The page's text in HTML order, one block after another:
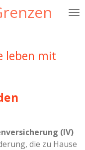
leben mit
(IV)
die zu Hause